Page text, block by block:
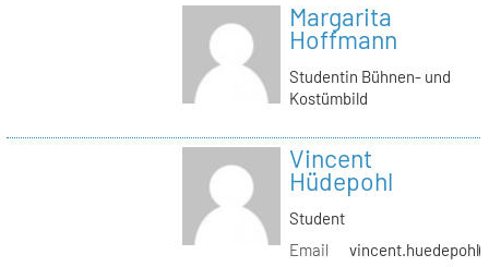
Margarita
Hoffmann
Studentin Bühnen- und
Kostümbild
Vincent
Hüdepohl
Student
Email